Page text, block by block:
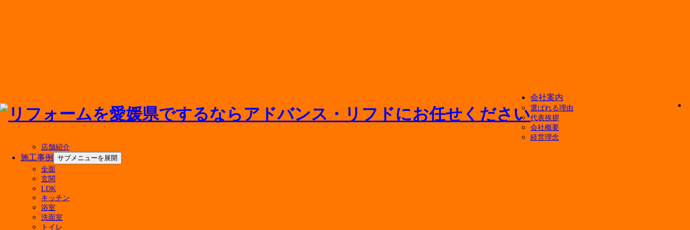
会社案内
選ばれる理由
代表挨拶
会社概要
経営理念
店舗紹介
施工事例
サブメニューを展開
全面
玄関
LDK
キッチン
浴室
洗面室
トイレ
メニューを閉じる
最新の投稿
マンションのお風呂リフォーム費用はいくら？ユニットバスの寿命や浴槽交換の相場をプロが解説
500万円のリフォームで後悔しない！実現できる間取り変更や水回り一新のポイント
キッチン水栓の交換費用の相場は？種類別の価格相場や追加料金がかかるケースを徹底解説